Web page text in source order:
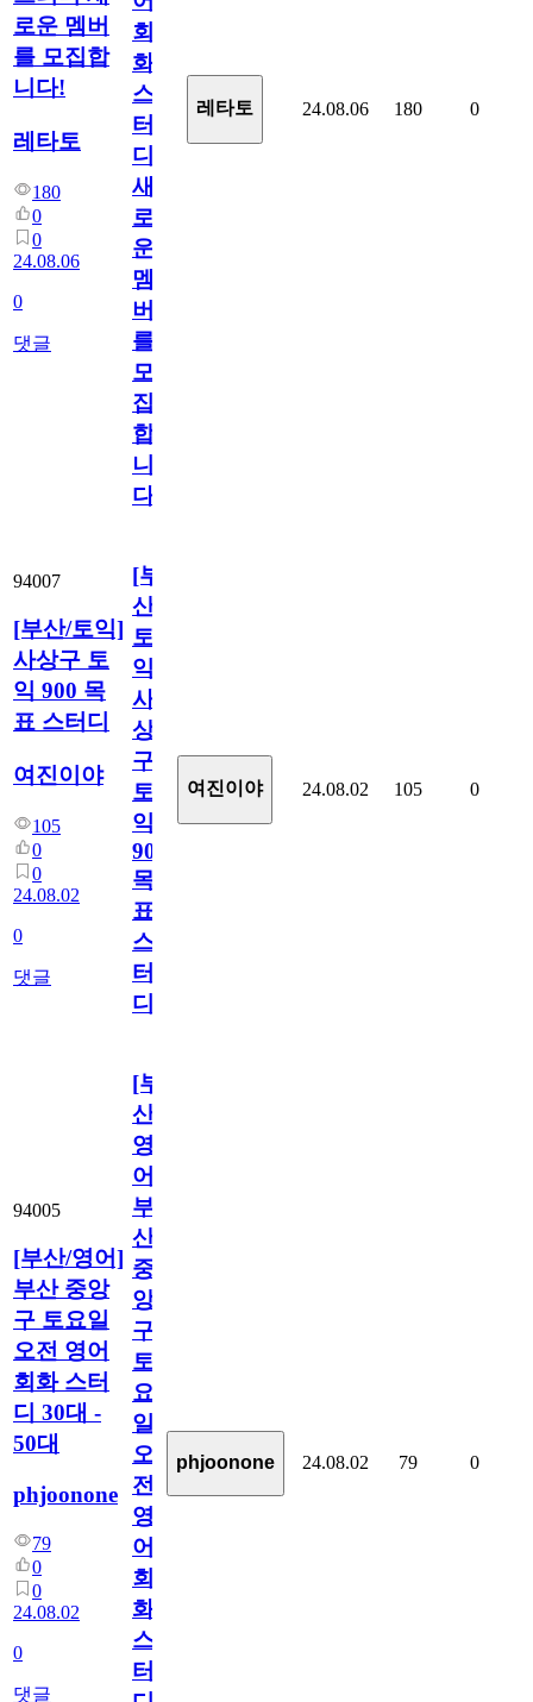
로운 멤버
를 모집합
니다!
레타토
180
0
0
24.08.06
0
댓글
회
화
스
터
디
새
로
운
멤
버
를
모
집
합
니
다!
레타토 24.08.06 180 0
94007
[부산/토익]
사상구 토
익 900 목
표 스터디
여진이야
105
0
0
24.08.02
0
댓글
[부
산/
토
익]
사
상
구
토
익
900
목
표
스
터
디
여진이야 24.08.02 105 0
94005
[부산/영어]
부산 중앙
구 토요일
오전 영어
회화 스터
디 30대 -
50대
phjoonone
79
0
0
24.08.02
0
댓글
[부
산/
영
어]
부
산
중
앙
구
토
요
일
오
전
영
어
회
화
스
터
phjoonone 24.08.02 79 0